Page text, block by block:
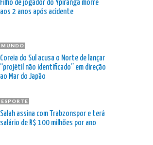
Filho de jogador do Ypiranga morre
aos 2 anos após acidente
MUNDO
Coreia do Sul acusa o Norte de lançar
“projétil não identificado” em direção
ao Mar do Japão
ESPORTE
Salah assina com Trabzonspor e terá
salário de R$ 100 milhões por ano